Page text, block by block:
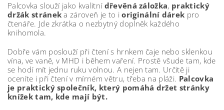
Palcovka slouží jako kvalitní dřevěná záložka, praktický
držák stránek a zároveň je to ioriginální dárek pro
čtenáře. Jde zkrátka o nezbytný doplněk každého
knihomola.
Dobře vám poslouží při čtení s hrnkem čaje nebo sklenkou
vína, ve vaně, v MHD i během vaření. Prostě všude tam, kde
se hodí mít jednu ruku volnou. A nejen tam. Určitě ji
oceníte i při čtení v mírném větru, třeba na pláži. Palcovka
je praktický společník, který pomáhá držet stránky
knížek tam, kde mají být.